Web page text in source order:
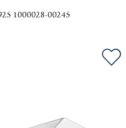
1000028-00245